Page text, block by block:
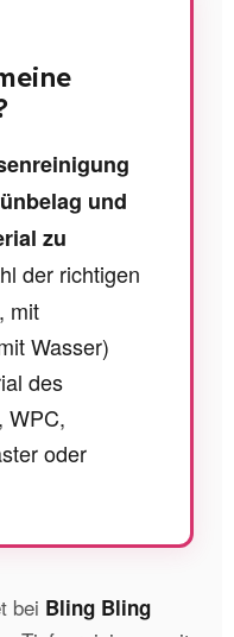
und
zu
der richtigen
mit
Wasser)
des
WPC,
oder
bei Bling Bling